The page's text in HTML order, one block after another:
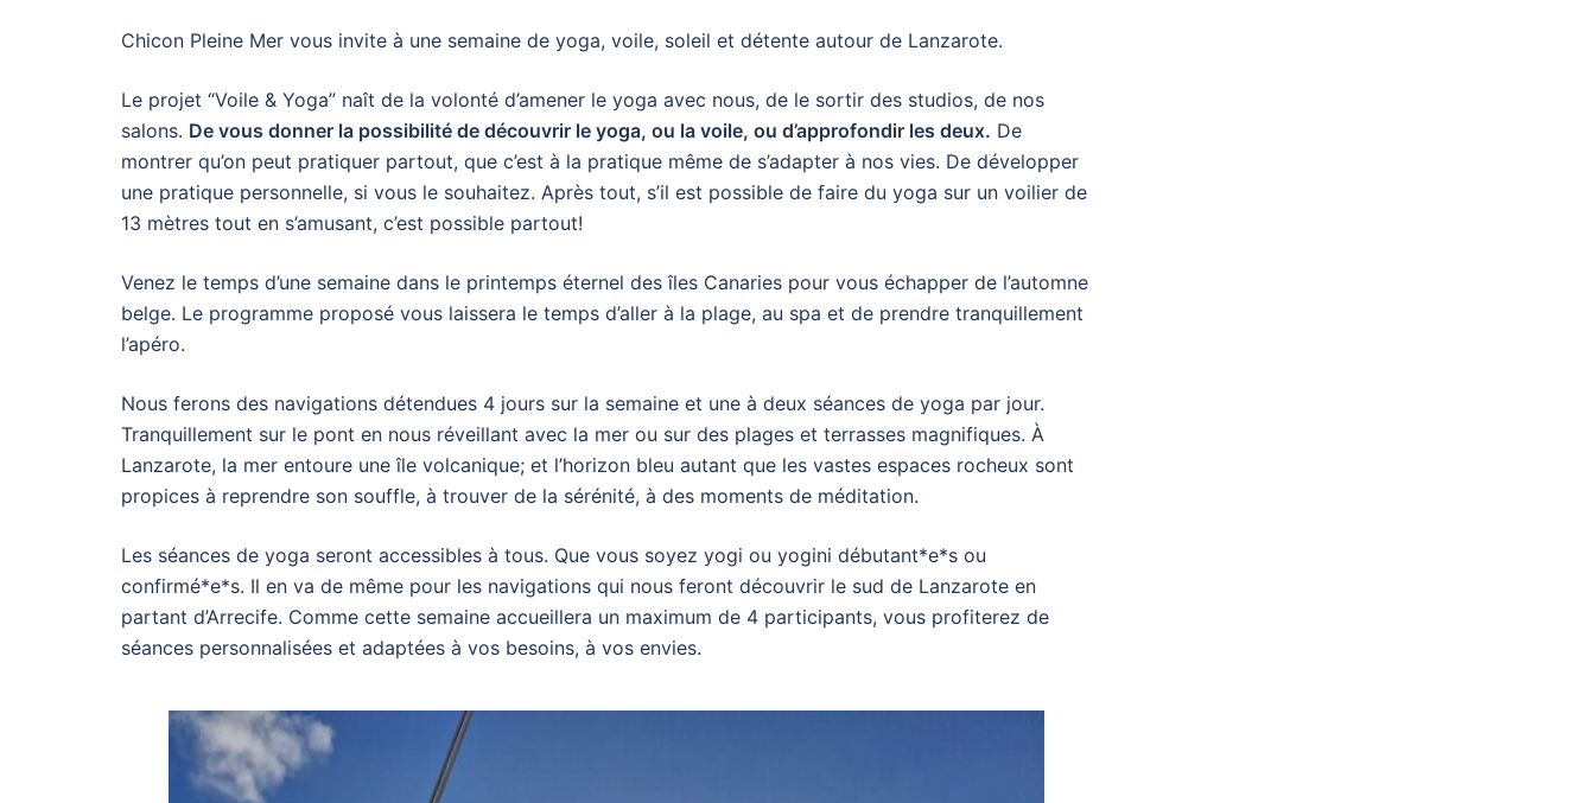
Chicon Pleine Mer vous invite à une semaine de yoga, voile, soleil et détente autour de Lanzarote.
Le projet “Voile & Yoga” naît de la volonté d’amener le yoga avec nous, de le sortir des studios, de nos
salons. De vous donner la possibilité de découvrir le yoga, ou la voile, ou d’approfondir les deux. De
montrer qu’on peut pratiquer partout, que c’est à la pratique même de s’adapter à nos vies. De développer
une pratique personnelle, si vous le souhaitez. Après tout, s’il est possible de faire du yoga sur un voilier de
13 mètres tout en s’amusant, c’est possible partout!
Venez le temps d’une semaine dans le printemps éternel des îles Canaries pour vous échapper de l’automne
belge. Le programme proposé vous laissera le temps d’aller à la plage, au spa et de prendre tranquillement
l’apéro.
Nous ferons des navigations détendues 4 jours sur la semaine et une à deux séances de yoga par jour.
Tranquillement sur le pont en nous réveillant avec la mer ou sur des plages et terrasses magnifiques. À
Lanzarote, la mer entoure une île volcanique; et l’horizon bleu autant que les vastes espaces rocheux sont
propices à reprendre son souffle, à trouver de la sérénité, à des moments de méditation.
Les séances de yoga seront accessibles à tous. Que vous soyez yogi ou yogini débutant*e*s ou
confirmé*e*s. Il en va de même pour les navigations qui nous feront découvrir le sud de Lanzarote en
partant d’Arrecife. Comme cette semaine accueillera un maximum de 4 participants, vous profiterez de
séances personnalisées et adaptées à vos besoins, à vos envies.